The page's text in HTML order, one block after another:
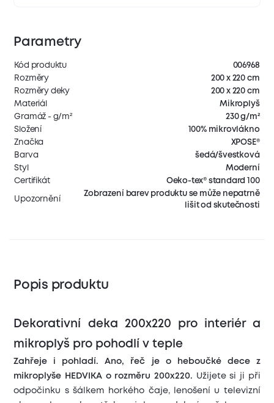
Parametry
Kód produktu
006968
Rozměry
200 x 220 cm
Rozměry deky
200 x 220 cm
Materiál
Mikroplyš
Gramáž - g/m²
230 g/m²
Složení
100% mikrovlákno
Značka
XPOSE®
Barva
šedá/švestková
Styl
Moderní
Certifikát
Oeko-tex® standard 100
Upozornění
Zobrazení barev produktu se může nepatrně
lišit od skutečnosti
Popis produktu
Dekorativní deka 200x220 pro interiér a
mikroplyš pro pohodlí v teple
Zahřeje i pohladí. Ano, řeč je o heboučké dece z
mikroplyše HEDVIKA o rozměru 200x220.
Užijete si ji při
odpočinku s šálkem horkého čaje, lenošení u televizní